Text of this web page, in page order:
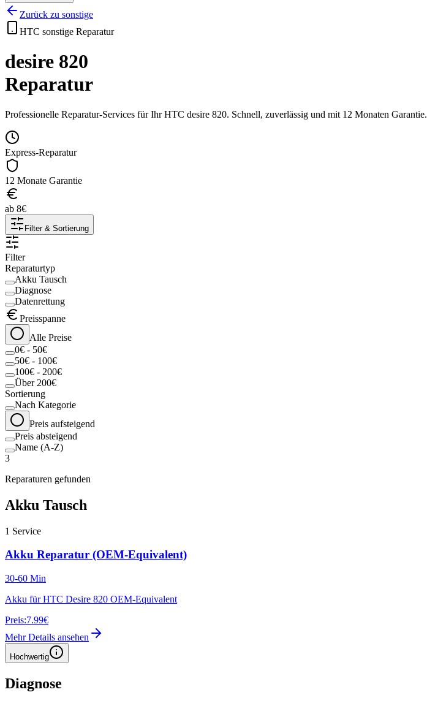
Zurück zu sonstige
HTC sonstige Reparatur
desire 820
Reparatur
Professionelle Reparatur-Services für IhrHTC desire 820. Schnell, zuverlässig und mit 12 Monaten Garantie.
Express-Reparatur
12 Monate Garantie
ab 8€
Filter & Sortierung
Filter
Reparaturtyp
Akku Tausch
Diagnose
Datenrettung
Preisspanne
Alle Preise
0€ - 50€
50€ - 100€
100€ - 200€
Über 200€
Sortierung
Nach Kategorie
Preis aufsteigend
Preis absteigend
Name (A-Z)
3
Reparaturen gefunden
Akku Tausch
1 Service
Akku Reparatur (OEM-Equivalent)
30-60 Min
Akku für HTC Desire 820 OEM-Equivalent
Preis:7.99€
Mehr Details ansehen
Hochwertig
Diagnose